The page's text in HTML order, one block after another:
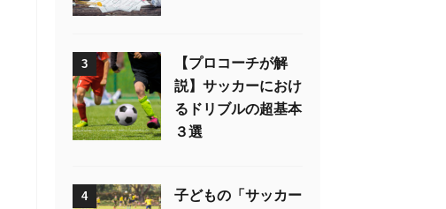
3
【プロコーチが解
説】サッカーにおけ
るドリブルの超基本
３選
4
子どもの「サッカー